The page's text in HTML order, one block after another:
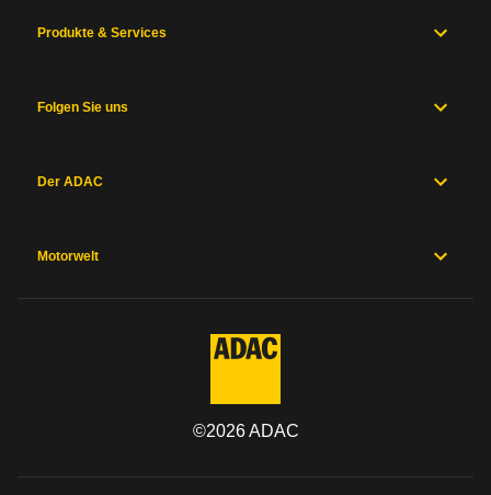
Produkte & Services
Folgen Sie uns
Der ADAC
Motorwelt
©2026ADAC